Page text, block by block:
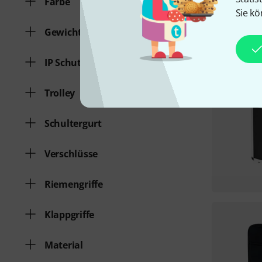
Sie
Gewicht
IP Schutzart
Trolley
Schultergurt
Verschlüsse
Riemengriffe
Klappgriffe
Material